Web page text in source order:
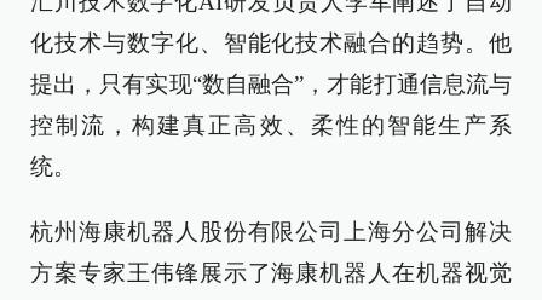
化技术与数字化、智能化技术融合的趋势。他
提出，只有实现“数自融合”，才能打通信息流与
控制流，构建真正高效、柔性的智能生产系
统。
杭州海康机器人股份有限公司上海分公司解决
方案专家王伟锋展示了海康机器人在机器视觉